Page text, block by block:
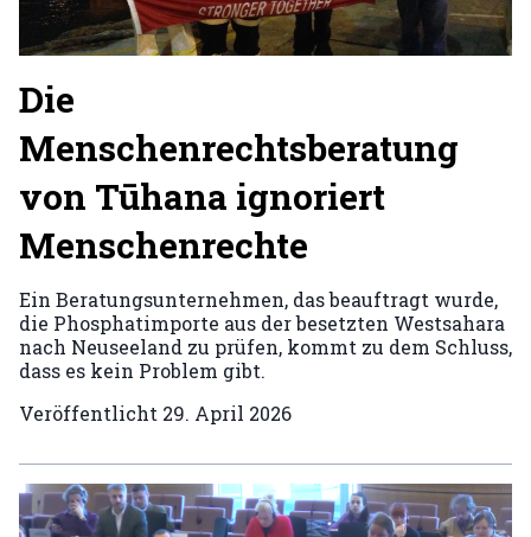
Die
Menschenrechtsberatung
von Tūhana ignoriert
Menschenrechte
Ein Beratungsunternehmen, das beauftragt wurde,
die Phosphatimporte aus der besetzten Westsahara
nach Neuseeland zu prüfen, kommt zu dem Schluss,
dass es kein Problem gibt.
Veröffentlicht 29. April 2026